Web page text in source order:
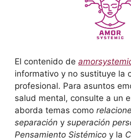
El contenido de
informativo y no sustituye la
profesional. Para asuntos
salud mental, consulte a un
aborda temas como
separación y superación
Pensamiento Sistémico y la